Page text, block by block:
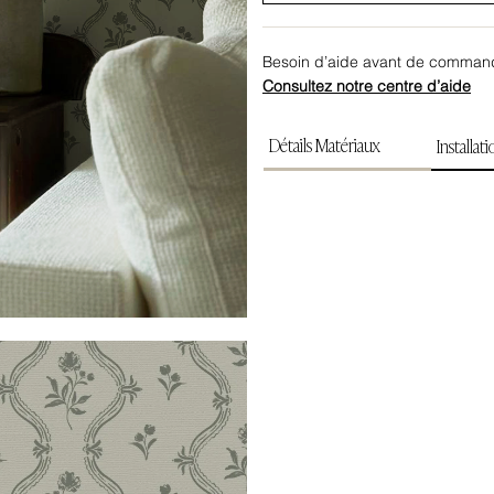
Besoin d’aide avant de
Consultez notre centre d’aide
Détails Matériaux